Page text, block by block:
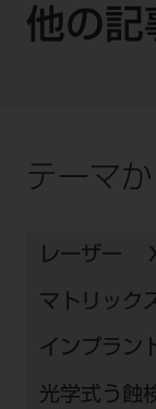
他の記
テーマ
レーザー
マトリック
インプラン
光学式う蝕